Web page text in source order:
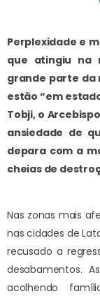
Perplexidade e
que atingiu na
grande parte da
estão “em
Tobji, o
ansiedade de
depara com a
cheias de
Nas zonas mais
nas cidades de
recusado a
desabamentos.
acolhendo